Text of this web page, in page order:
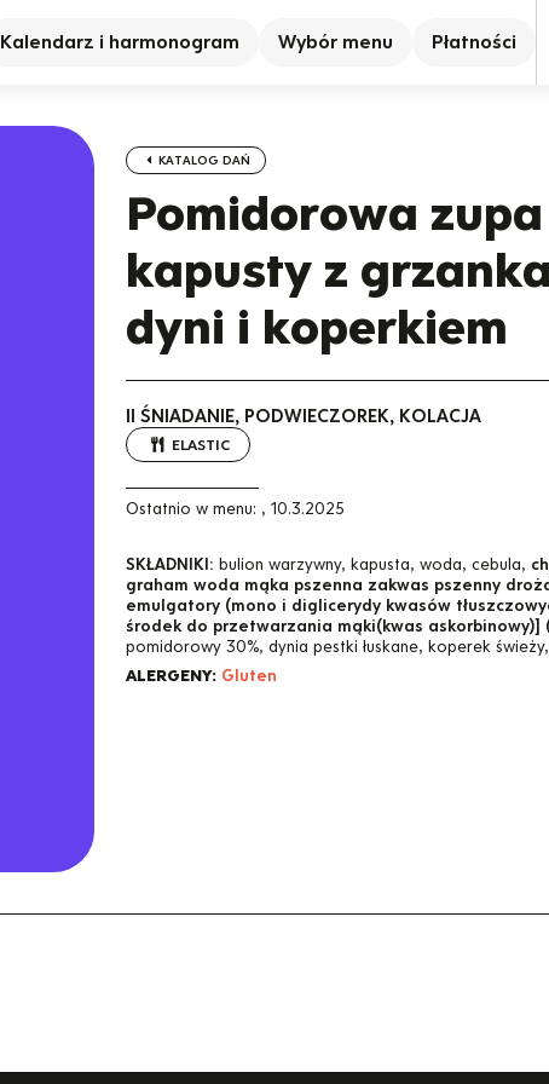
Kalendarz i harmonogram Wybór menu Płatności
KATALOG DAŃ
Pomidorowa
kapusty z
dyni i koperkiem
II ŚNIADANIE, PODWIECZOREK, KOLACJA
ELASTIC
Ostatnio w menu: , 10.3.2025
SKŁADNIKI: bulion warzywny, kapusta, woda, cebula,
graham woda mąka pszenna zakwas pszenny
emulgatory (mono i diglicerydy kwasów
środek do przetwarzania mąki(kwas askorbinowy)]
pomidorowy 30%, dynia pestki łuskane, koperek
ALERGENY: Gluten